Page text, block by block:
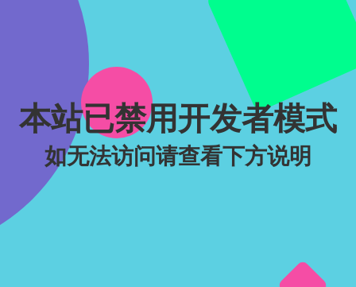
本站已禁用开发者模式
如无法访问请查看下方说明